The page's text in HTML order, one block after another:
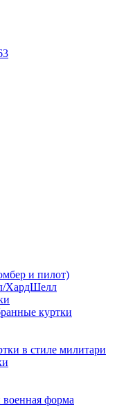
и пилот)
ХардШелл
куртки
в стиле милитари
форма